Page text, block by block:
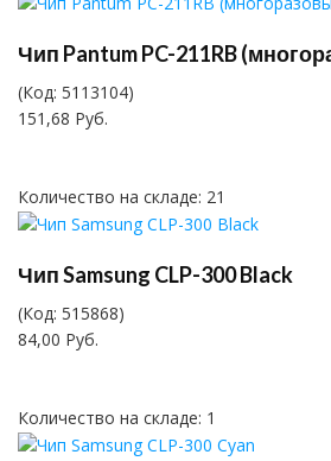
Чип Pantum PC-211RB
(Код: 5113104)
151,68 Руб.
Количество на складе: 21
Чип Samsung CLP-300 Black
(Код: 515868)
84,00 Руб.
Количество на складе: 1